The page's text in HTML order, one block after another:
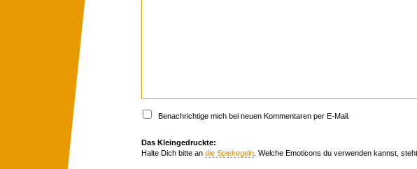
Benachrichtige mich bei neuen Kommentaren per E-Mail.
Das Kleingedruckte:
Halte Dich bitte an die Spielregeln . Welche Emoticons du verwenden kannst, steht